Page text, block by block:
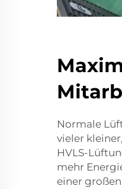
Normale
vieler
HVLS-
mehr
einer